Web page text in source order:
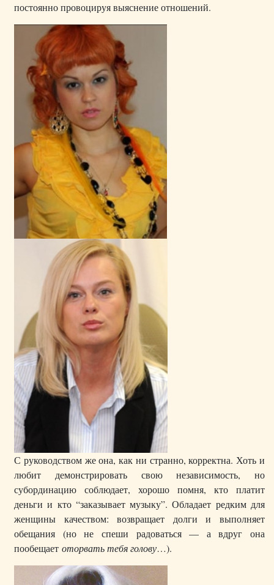
постоянно провоцируя выяснение отношений.
С руководством же она, как ни странно, корректна. Хоть и
любит демонстрировать свою независимость, но
субординацию соблюдает, хорошо помня, кто платит
деньги и кто “заказывает музыку”. Обладает редким для
женщины качеством: возвращает долги и выполняет
обещания (но не спеши радоваться — а вдруг она
пообещает оторвать тебя голову…).